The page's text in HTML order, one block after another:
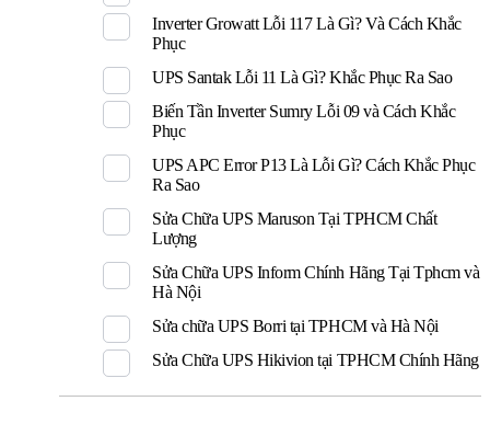
Inverter Growatt Lỗi 117 Là Gì? Và Cách Khắc
Phục
UPS Santak Lỗi 11 Là Gì? Khắc Phục Ra Sao
Biến Tần Inverter Sumry Lỗi 09 và Cách Khắc
Phục
UPS APC Error P13 Là Lỗi Gì? Cách Khắc Phục
Ra Sao
Sửa Chữa UPS Maruson Tại TPHCM Chất
Lượng
Sửa Chữa UPS Inform Chính Hãng Tại Tphcm và
Hà Nội
Sửa chữa UPS Borri tại TPHCM và Hà Nội
Sửa Chữa UPS Hikivion tại TPHCM Chính Hãng